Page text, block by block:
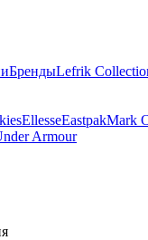
БрендыLefrik
EllesseEastpakMark
Armour